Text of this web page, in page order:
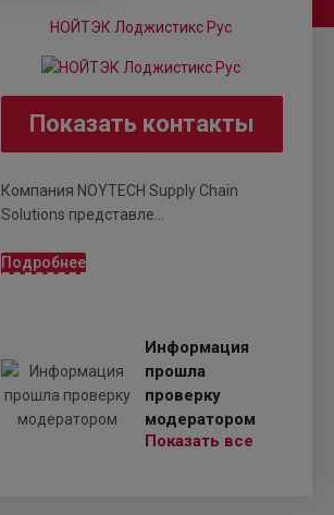
НОЙТЭК Лоджистикс Рус
Показать контакты
Компания NOYTECH Supply Chain
Solutions представле...
Подробнее
Информация
прошла
проверку
модератором
Показать все